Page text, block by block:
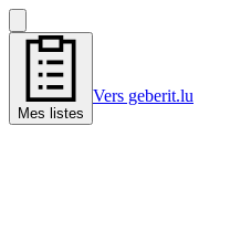
Mes listes
Vers geberit.lu